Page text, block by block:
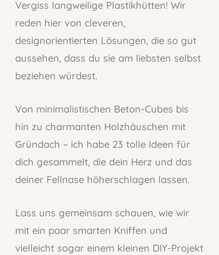
Vergiss langweilige Plastikhütten! Wir
reden hier von cleveren,
designorientierten Lösungen, die so gut
aussehen, dass du sie am liebsten selbst
beziehen würdest.
Von minimalistischen Beton-Cubes bis
hin zu charmanten Holzhäuschen mit
Gründach – ich habe 23 tolle Ideen für
dich gesammelt, die dein Herz und das
deiner Fellnase höherschlagen lassen.
Lass uns gemeinsam schauen, wie wir
mit ein paar smarten Kniffen und
vielleicht sogar einem kleinen DIY-Projekt